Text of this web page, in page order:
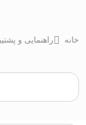
خانه راهنمایی و